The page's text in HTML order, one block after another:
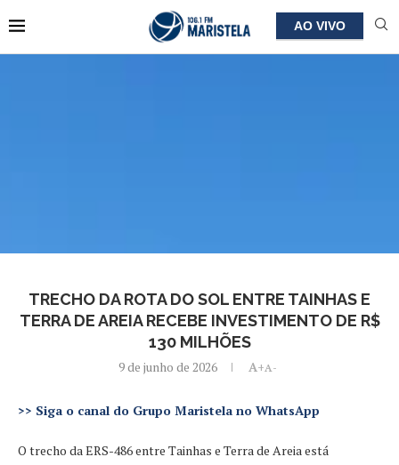
AO VIVO
TRECHO DA ROTA DO SOL ENTRE TAINHAS E
TERRA DE AREIA RECEBE INVESTIMENTO DE R$
130 MILHÕES
9 de junho de 2026 A+A-
>> Siga o canal do Grupo Maristela no WhatsApp
O trecho da ERS-486 entre Tainhas e Terra de Areia está